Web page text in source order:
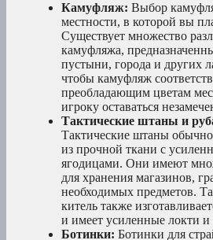
Камуфляж: Выбор
местности, в которой вы
Существует множество
камуфляжа,
пустыни, города и других
чтобы камуфляж
преобладающим цветам
игроку оставаться
Тактические штаны и
Тактические штаны
из прочной ткани с
ягодицами. Они имеют
для хранения магазинов,
необходимых предметов.
китель также
и имеет усиленные локти и
Ботинки: Ботинки для